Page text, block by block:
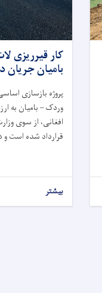
کار قیرریزی
بامیان جریان
پروژه بازسازی
وردک – بامیان به
افغانی، از سوی
قرارداد شده است و
بیشتر